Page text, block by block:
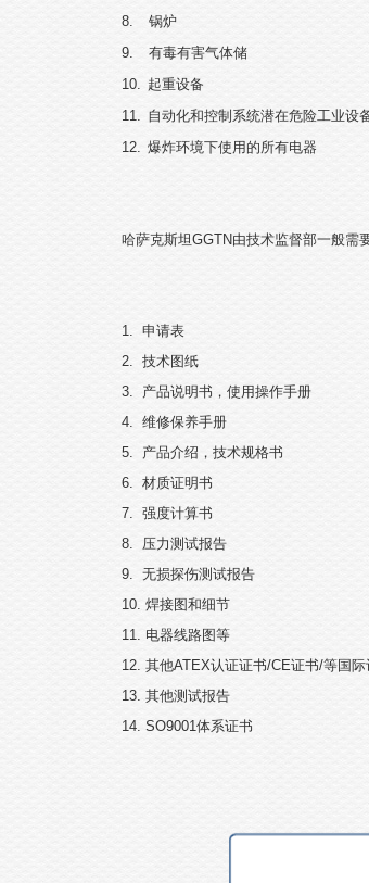
8.
锅炉
9.
有毒有害气体储
10. 起重设备
11. 自动化和控制系统潜在危险工业设
12. 爆炸环境下使用的所有电器
哈萨克斯坦GGTN由技术监督部一般需
1. 申请表
2. 技术图纸
3. 产品说明书，使用操作手册
4. 维修保养手册
5. 产品介绍，技术规格书
6. 材质证明书
7. 强度计算书
8. 压力测试报告
9. 无损探伤测试报告
10. 焊接图和细节
11. 电器线路图等
12. 其他ATEX认证证书/CE证书/等国际
13. 其他测试报告
14. SO9001体系证书